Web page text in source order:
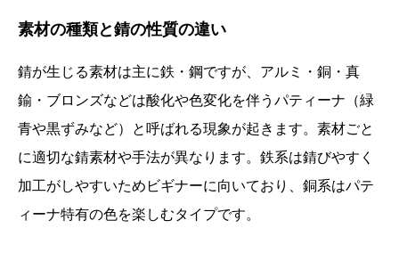
素材の種類と錆の性質の違い
錆が生じる素材は主に鉄・鋼ですが、アルミ・銅・真
鍮・ブロンズなどは酸化や色変化を伴うパティーナ（緑
青や黒ずみなど）と呼ばれる現象が起きます。素材ごと
に適切な錆素材や手法が異なります。鉄系は錆びやすく
加工がしやすいためビギナーに向いており、銅系はパテ
ィーナ特有の色を楽しむタイプです。